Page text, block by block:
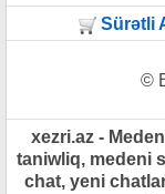
Sürətli
©
xezri.az -
taniwliq, medeni
chat, yeni